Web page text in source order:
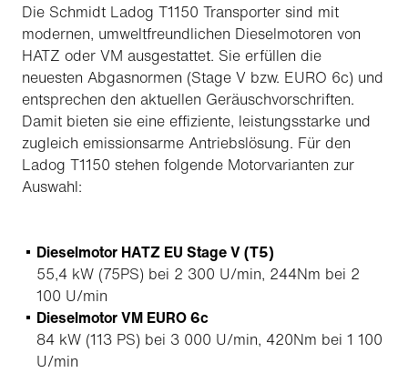
Die Schmidt Ladog T1150 Transporter sind mit
modernen, umweltfreundlichen Dieselmotoren von
HATZ oder VM ausgestattet. Sie erfüllen die
neuesten Abgasnormen (Stage V bzw. EURO 6c) und
entsprechen den aktuellen Geräuschvorschriften.
Damit bieten sie eine effiziente, leistungsstarke und
zugleich emissionsarme Antriebslösung. Für den
Ladog T1150 stehen folgende Motorvarianten zur
Auswahl:
Dieselmotor HATZ EU Stage V (T5)
55,4 kW (75PS) bei 2 300 U/min, 244Nm bei 2
100 U/min
Dieselmotor VM EURO 6c
84 kW (113 PS) bei 3 000 U/min, 420Nm bei 1 100
U/min